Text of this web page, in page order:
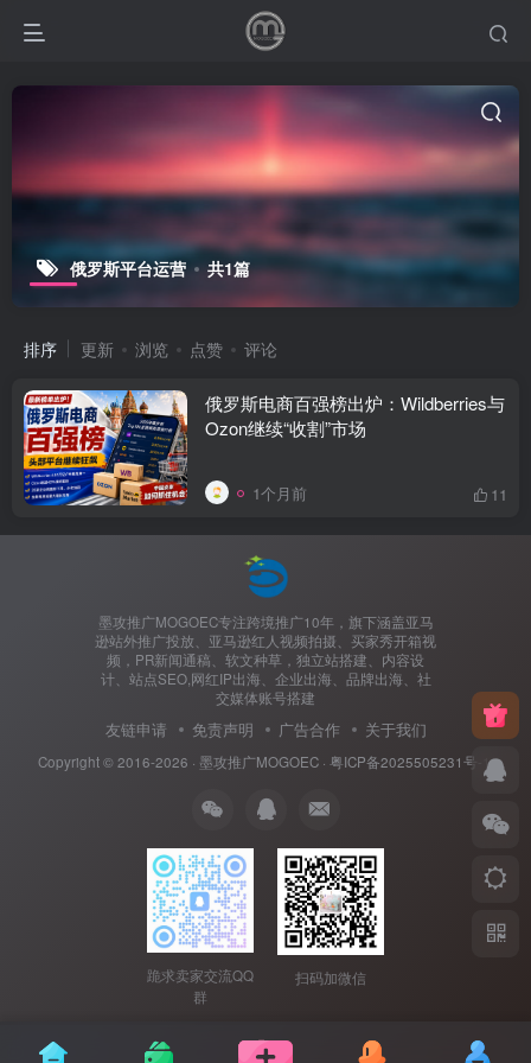
俄罗斯平台运营 共1篇
排序 更新 浏览 点赞 评论
俄罗斯电商百强榜出炉：Wildberries与
Ozon继续“收割”市场
1个月前 11
墨攻推广MOGOEC专注跨境推广10年，旗下涵盖亚马
逊站外推广投放、亚马逊红人视频拍摄、买家秀开箱视
频，PR新闻通稿、软文种草，独立站搭建、内容设
计、站点SEO,网红IP出海、企业出海、品牌出海、社
交媒体账号搭建
友链申请 免责声明 广告合作 关于我们
Copyright © 2016-2026 · 墨攻推广MOGOEC· 粤ICP备2025505231号-1.
跪求卖家交流QQ
群
扫码加微信